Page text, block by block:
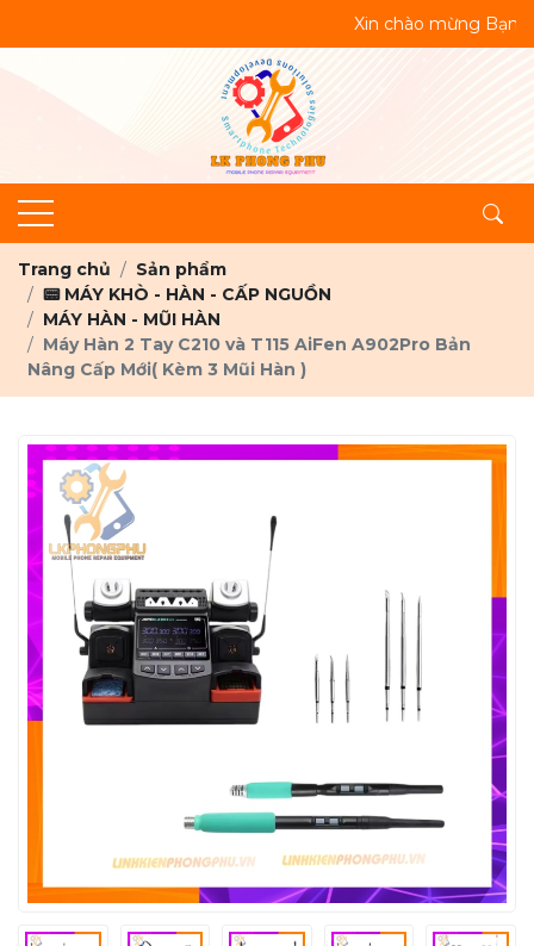
Xin chào mừng Bạn đến với
Trang chủ
Sản phẩm
📟 MÁY KHÒ - HÀN - CẤP NGUỒN
MÁY HÀN - MŨI HÀN
Máy Hàn 2 Tay C210 và T115 AiFen A902Pro Bản
Nâng Cấp Mới( Kèm 3 Mũi Hàn )